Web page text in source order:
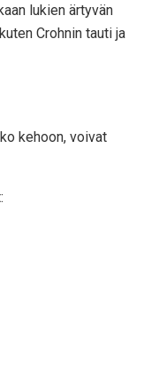
lukien ärtyvän
Crohnin tauti ja
kehoon, voivat